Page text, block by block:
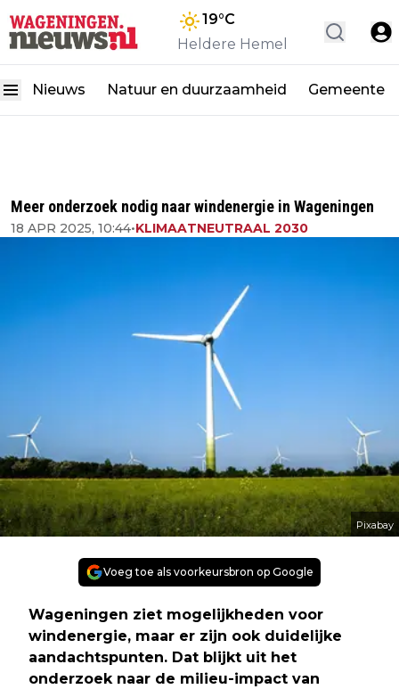
19°C
Heldere Hemel
Nieuws Natuur en duurzaamheid Gemeente
Meer onderzoek nodig naar windenergie in Wageningen
18 APR 2025, 10:44•KLIMAATNEUTRAAL 2030
Pixabay
Voeg toe als voorkeursbron op Google
Wageningen ziet mogelijkheden voor
windenergie, maar er zijn ook duidelijke
aandachtspunten. Dat blijkt uit het
onderzoek naar de milieu-impact van